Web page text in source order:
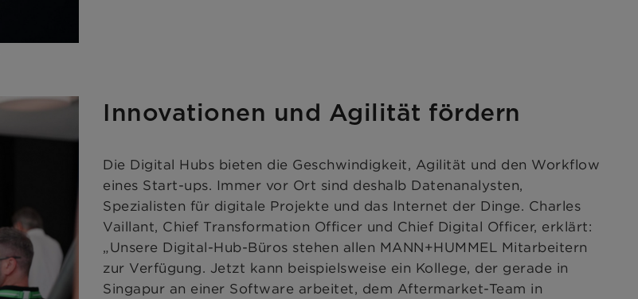
Innovationen und Agilität fördern
Die Digital Hubs bieten die Geschwindigkeit, Agilität und den Workflow
eines Start-ups. Immer vor Ort sind deshalb Datenanalysten,
Spezialisten für digitale Projekte und das Internet der Dinge. Charles
Vaillant, Chief Transformation Officer und Chief Digital Officer, erklärt:
„Unsere Digital-Hub-Büros stehen allen MANN+HUMMEL Mitarbeitern
zur Verfügung. Jetzt kann beispielsweise ein Kollege, der gerade in
Singapur an einer Software arbeitet, dem Aftermarket-Team in